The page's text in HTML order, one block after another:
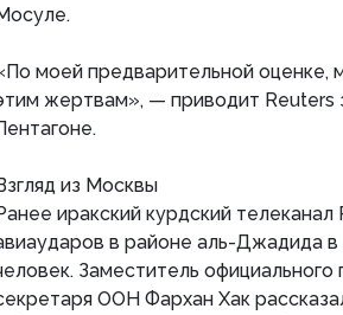
моей предварительной оценке,
жертвам», — приводит Reuters
из Москвы
иракский курдский
в районе аль-Джадида
Заместитель
ООН Фархан Хак